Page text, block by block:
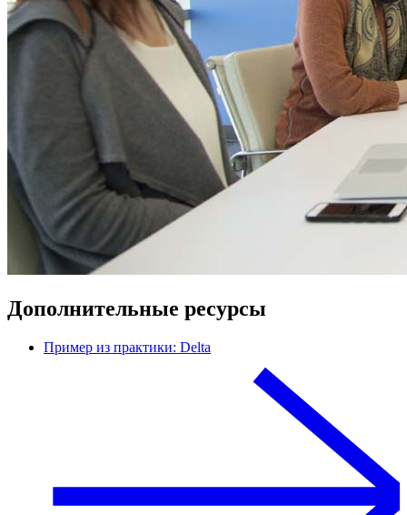
Дополнительные ресурсы
Пример из практики: Delta